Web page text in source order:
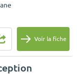
Voir la fiche